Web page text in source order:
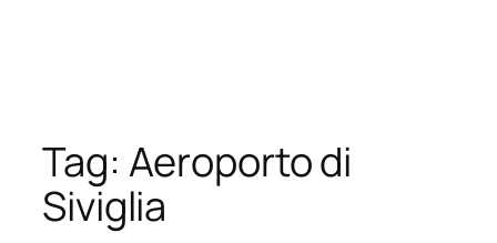
Tag: Aeroporto di
Siviglia